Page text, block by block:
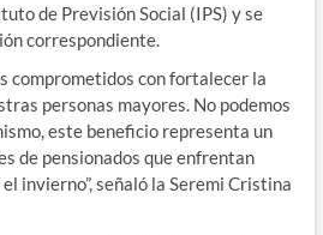
de Previsión Social (IPS) y se
correspondiente.
comprometidos con fortalecer la
personas mayores. No podemos
este beneficio representa un
de pensionados que enfrentan
invierno”, señaló la Seremi Cristina